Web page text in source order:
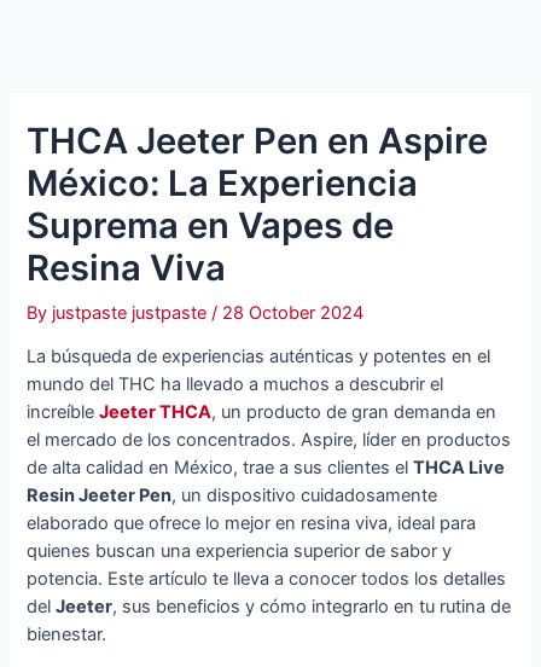
THCA Jeeter Pen en Aspire
México: La Experiencia
Suprema en Vapes de
Resina Viva
By justpaste justpaste/ 28 October 2024
La búsqueda de experiencias auténticas y potentes en el
mundo del THC ha llevado a muchos a descubrir el
increíble Jeeter THCA, un producto de gran demanda en
el mercado de los concentrados. Aspire, líder en productos
de alta calidad en México, trae a sus clientes elTHCA Live
Resin Jeeter Pen, un dispositivo cuidadosamente
elaborado que ofrece lo mejor en resina viva, ideal para
quienes buscan una experiencia superior de sabor y
potencia. Este artículo te lleva a conocer todos los detalles
delJeeter, sus beneficios y cómo integrarlo en tu rutina de
bienestar.